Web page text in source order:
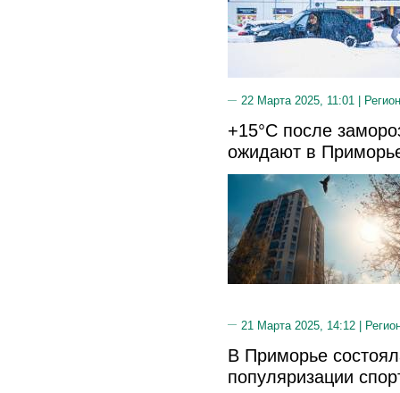
22 Марта 2025, 11:01 |
+15°C после
ожидают в
21 Марта 2025, 14:12 |
В Приморье
популяризации